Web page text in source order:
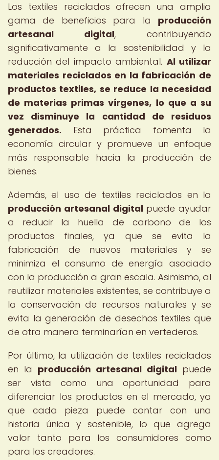
Los textiles reciclados ofrecen una amplia
gama de beneficios para la producción
artesanal digital, contribuyendo
significativamente a la sostenibilidad y la
reducción del impacto ambiental. Al utilizar
materiales reciclados en la fabricación de
productos textiles, se reduce la necesidad
de materias primas vírgenes, lo que a su
vez disminuye la cantidad de residuos
generados. Esta práctica fomenta la
economía circular y promueve un enfoque
más responsable hacia la producción de
bienes.
Además, el uso de textiles reciclados en la
producción artesanal digitalpuede ayudar
a reducir la huella de carbono de los
productos finales, ya que se evita la
fabricación de nuevos materiales y se
minimiza el consumo de energía asociado
con la producción a gran escala. Asimismo, al
reutilizar materiales existentes, se contribuye a
la conservación de recursos naturales y se
evita la generación de desechos textiles que
de otra manera terminarían en vertederos.
Por último, la utilización de textiles reciclados
en la producción artesanal digital puede
ser vista como una oportunidad para
diferenciar los productos en el mercado, ya
que cada pieza puede contar con una
historia única y sostenible, lo que agrega
valor tanto para los consumidores como
para los creadores.